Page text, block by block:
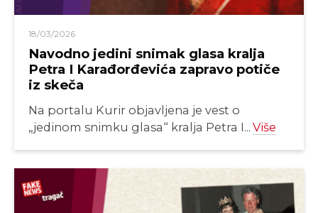
18/03/2026
Navodno jedini snimak glasa kralja
Petra I Karađorđevića zapravo potiče
iz skeča
Na portalu Kurir objavljena je vest o
„jedinom snimku glasa“ kralja Petra I... Više